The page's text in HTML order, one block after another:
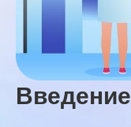
Введение